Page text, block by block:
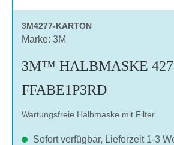
3M4277-KARTON
Marke: 3M
3M™ HALBMASKE
FFABE1P3RD
Wartungsfreie Halbmaske mit Filter
Sofort verfügbar, Lieferzeit 1-3